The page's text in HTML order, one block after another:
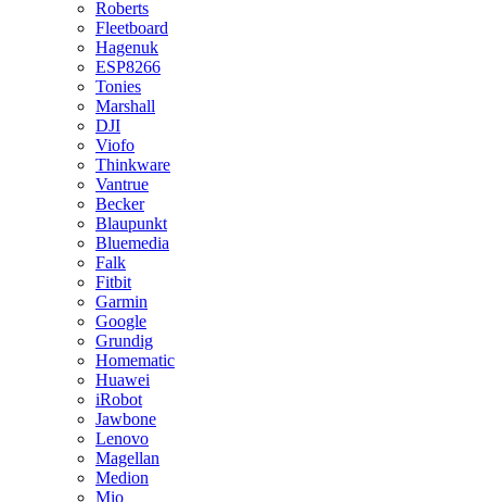
Roberts
Fleetboard
Hagenuk
ESP8266
Tonies
Marshall
DJI
Viofo
Thinkware
Vantrue
Becker
Blaupunkt
Bluemedia
Falk
Fitbit
Garmin
Google
Grundig
Homematic
Huawei
iRobot
Jawbone
Lenovo
Magellan
Medion
Mio